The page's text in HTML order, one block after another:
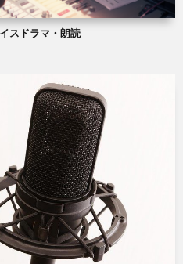
スドラマ・朗読